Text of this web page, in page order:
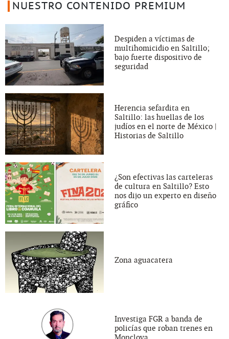
NUESTRO CONTENIDO PREMIUM
Despiden a víctimas de
multihomicidio en Saltillo;
bajo fuerte dispositivo de
seguridad
Herencia sefardita en
Saltillo: las huellas de los
judíos en el norte de México |
Historias de Saltillo
¿Son efectivas las carteleras
de cultura en Saltillo? Esto
nos dijo un experto en diseño
gráfico
Zona aguacatera
Investiga FGR a banda de
policías que roban trenes en